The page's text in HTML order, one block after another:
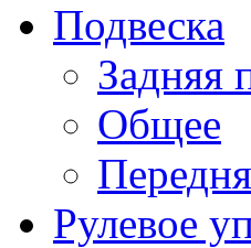
Подвеска
Задняя
Общее
Рулевое